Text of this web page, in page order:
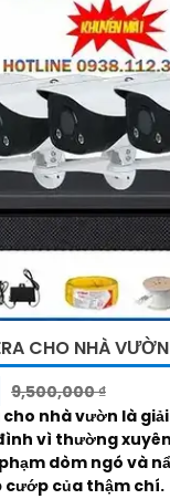
CHO NHÀ VƯỜN
9,500,000 ₫
nhà vườn là
vì thường
dòm ngó và
cướp của thậm chí.